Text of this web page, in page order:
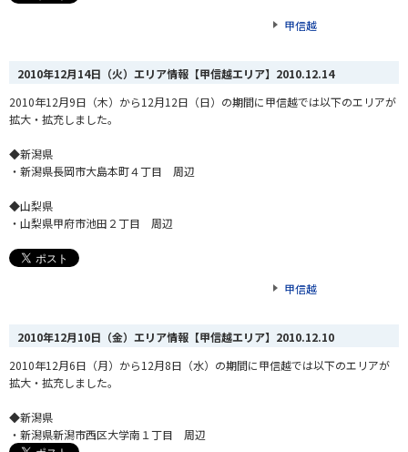
甲信越
2010年12月14日（火）エリア情報【甲信越エリア】 2010.12.14
2010年12月9日（木）から12月12日（日）の期間に甲信越では以下のエリアが
拡大・拡充しました。
◆新潟県
・新潟県長岡市大島本町４丁目 周辺
◆山梨県
・山梨県甲府市池田２丁目 周辺
甲信越
2010年12月10日（金）エリア情報【甲信越エリア】 2010.12.10
2010年12月6日（月）から12月8日（水）の期間に甲信越では以下のエリアが
拡大・拡充しました。
◆新潟県
・新潟県新潟市西区大学南１丁目 周辺